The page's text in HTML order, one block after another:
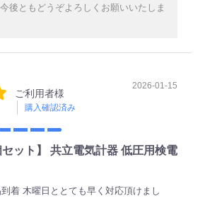
後ともどうぞよろしくお願いいたしま
ご利用者様
購入確認済み
2026-01-15
ット】 共立電気計器 低圧用検電
着 木曜日ととても早く対応頂けまし